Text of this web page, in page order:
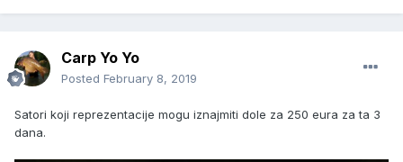
Carp Yo Yo
Posted February 8, 2019
Satori koji reprezentacije mogu iznajmiti dole za 250 eura za ta 3
dana.